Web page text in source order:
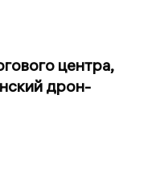
центра,
дрон-